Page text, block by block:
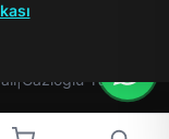
saklıdır.
|Gazioğlu Yazılım